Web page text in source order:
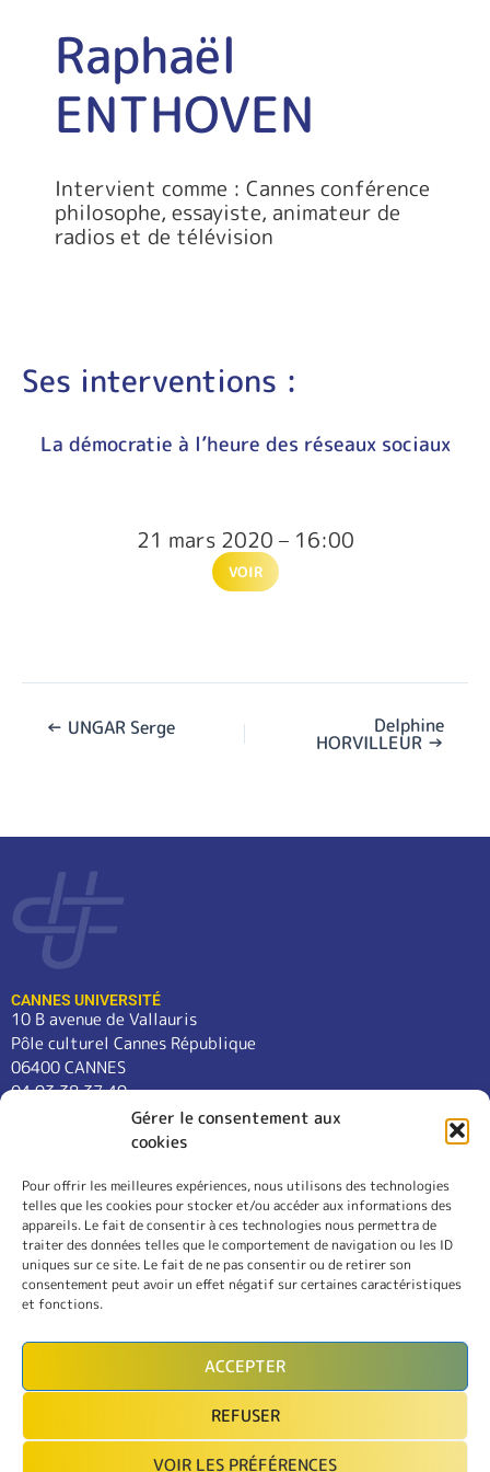
Gérer le consentement aux
cookies
Pour offrir les meilleures expériences, nous utilisons des technologies
telles que les cookies pour stocker et/ou accéder aux informations des
appareils. Le fait de consentir à ces technologies nous permettra de
traiter des données telles que le comportement de navigation ou les ID
uniques sur ce site. Le fait de ne pas consentir ou de retirer son
consentement peut avoir un effet négatif sur certaines caractéristiques
et fonctions.
ACCEPTER
REFUSER
VOIR LES PRÉFÉRENCES
Raphaël
ENTHOVEN
Intervient comme : Cannes conférence
philosophe, essayiste, animateur de
radios et de télévision
Ses interventions :
La démocratie à l’heure des réseaux sociaux
21 mars 2020 – 16:00
VOIR
← UNGAR Serge Delphine
HORVILLEUR →
CANNES UNIVERSITÉ
10 B avenue de Vallauris
Pôle culturel Cannes République
06400 CANNES
04 93 38 37 49
contact@cannes-universite.fr
COURS
LANGUES
CONFÉRENCES
SORTIES
L’ASSOCIATION
INSCRIPTION